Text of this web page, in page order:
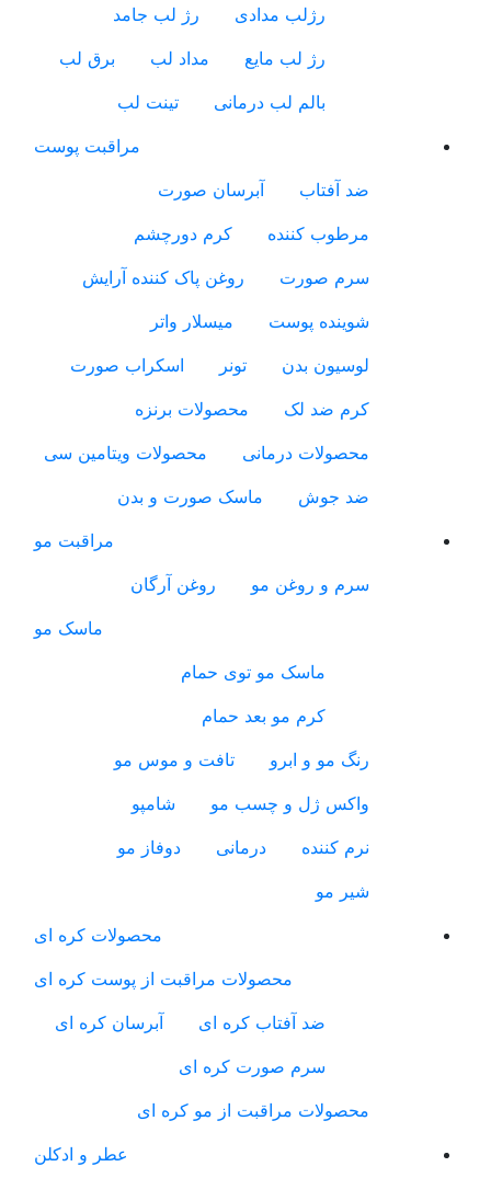
رژلب مدادی
رژ لب جامد
رژ لب مایع
مداد لب
برق لب
بالم لب درمانی
تینت لب
مراقبت پوست
ضد آفتاب
آبرسان صورت
مرطوب کننده
کرم دورچشم
سرم صورت
روغن پاک کننده آرایش
شوینده پوست
میسلار واتر
لوسیون بدن
تونر
اسکراب صورت
کرم ضد لک
محصولات برنزه
محصولات درمانی
محصولات ویتامین سی
ضد جوش
ماسک صورت و بدن
مراقبت مو
سرم و روغن مو
روغن آرگان
ماسک مو
ماسک مو توی حمام
کرم مو بعد حمام
رنگ مو و ابرو
تافت و موس مو
واکس ژل و چسب مو
شامپو
نرم کننده
درمانی
دوفاز مو
شیر مو
محصولات کره ای
محصولات مراقبت از پوست کره ای
ضد آفتاب کره ای
آبرسان کره ای
سرم صورت کره ای
محصولات مراقبت از مو کره ای
عطر و ادکلن